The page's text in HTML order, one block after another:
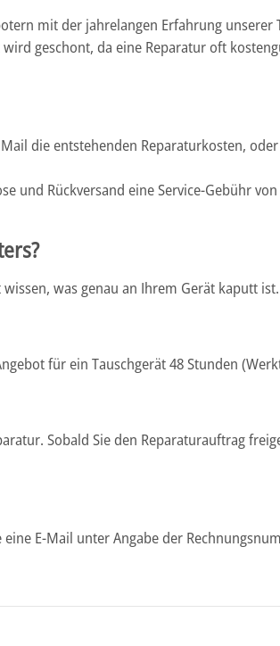
mit der jahrelangen Erfahrung
geschont, da eine Reparatur oft
die entstehenden Reparaturkosten,
und Rückversand eine Service-Gebühr
was genau an Ihrem Gerät kaputt ist.
für ein Tauschgerät 48 Stunden
Sobald Sie den Reparaturauftrag
E-Mail unter Angabe der